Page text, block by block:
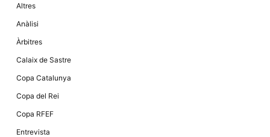
Altres
Anàlisi
Àrbitres
Calaix de Sastre
Copa Catalunya
Copa del Rei
Copa RFEF
Entrevista